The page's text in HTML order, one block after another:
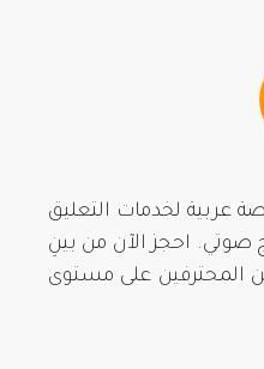
عربية لخدمات التعليق
صوتي. احجز الآن من بينِ
المحترفين على مستوى